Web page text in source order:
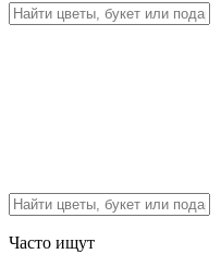
Часто ищут